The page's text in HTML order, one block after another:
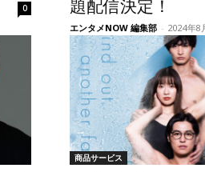
0
題配信決定！
エンタメNOW 編集部 - 2024年8
商品サービス